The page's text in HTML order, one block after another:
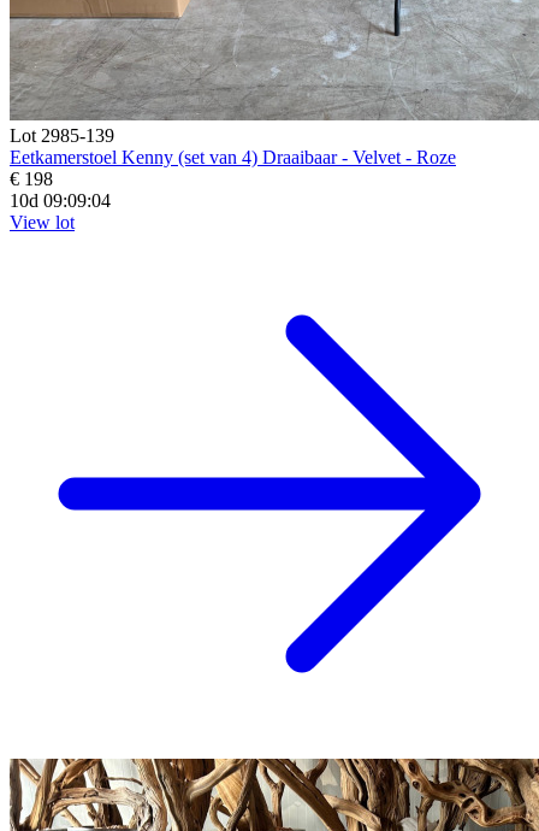
Lot 2985-139
Eetkamerstoel Kenny (set van 4) Draaibaar - Velvet - Roze
€ 198
10d 09:09:02
View lot